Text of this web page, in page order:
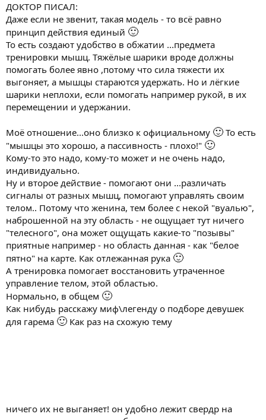
ДОКТОР ПИСАЛ:
Даже если не звенит, такая модель - то всё равно
принцип действия единый 🙂
То есть создают удобство в обжатии ...предмета
тренировки мышц. Тяжёлые шарики вроде должны
помогать более явно ,потому что сила тяжести их
выгоняет, а мышцы стараются удержать. Но и лёгкие
шарики неплохи, если помогать например рукой, в их
перемещении и удержании.
Моё отношение...оно близко к официальному 🙂 То есть
"мышцы это хорошо, а пассивность - плохо!" 🙂
Кому-то это надо, кому-то может и не очень надо,
индивидуально.
Ну и второе действие - помогают они ...различать
сигналы от разных мышц, помогают управлять своим
телом.. Потому что женина, тем более с некой "вуалью",
наброшенной на эту область - не ощущает тут ничего
"телесного", она может ощущать какие-то "позывы"
приятные например - но область данная - как "белое
пятно" на карте. Как отлежанная рука 🙂
А тренировка помогает восстановить утраченное
управление телом, этой областью.
Нормально, в общем 🙂
Как нибудь расскажу миф\легенду о подборе девушек
для гарема 🙂 Как раз на схожую тему
ничего их не выганяет! он удобно лежит свердр на